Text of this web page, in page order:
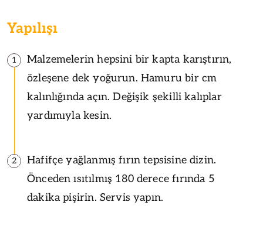
Yapılışı
1
Malzemelerin hepsini bir kapta karıştırın,
özleşene dek yoğurun. Hamuru bir cm
kalınlığında açın. Değişik şekilli kalıplar
yardımıyla kesin.
2
Hafifçe yağlanmış fırın tepsisine dizin.
Önceden ısıtılmış 180 derece fırında 5
dakika pişirin. Servis yapın.